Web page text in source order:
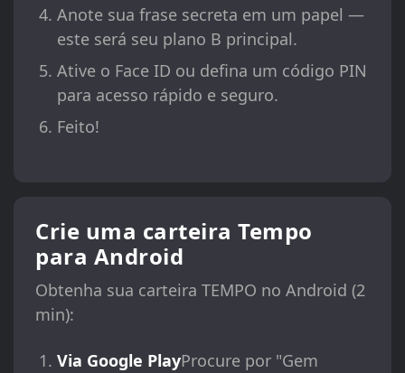
Anote sua frase secreta em um papel —
este será seu plano B principal.
Ative o Face ID ou defina um código PIN
para acesso rápido e seguro.
Feito!
Crie uma carteira Tempo
para Android
Obtenha sua carteira TEMPO no Android (2
min):
Via Google PlayProcure por "Gem